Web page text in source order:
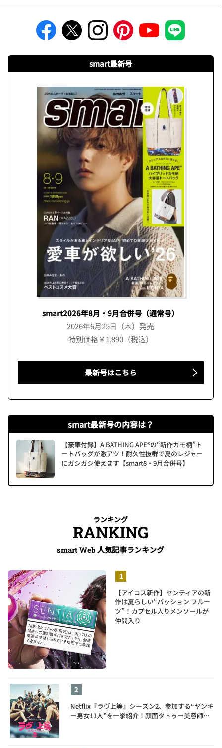
smart最新号
smart2026年8月・9月合併号（通常号）
2026年6月25日（木）発売
特別価格￥1,890（税込）
最新号はこちら
smart最新号の内容は？
【豪華付録】A BATHING APE®の“新作カモ柄”ト
ートバッグが激アツ！耐久性抜群で夏のレジャー
にガシガシ使えます【smart8・9月合併号】
ランキング
RANKING
smart Web 人気記事ランキング
【アイコス新作】センティアの新
作は夏らしい“パッション フルー
ツ”！カプセル入りメンソールが
仲間入り
Netflix『ラヴ上等』シーズン2、参加する“ヤンキ
ー男女11人”を一挙紹介！顔面タトゥー美容師、